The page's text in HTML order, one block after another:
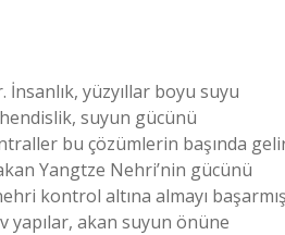
İnsanlık, yüzyıllar boyu suyu
suyun gücünü
bu çözümlerin başında
Yangtze Nehri’nin gücünü
kontrol altına almayı
yapılar, akan suyun önüne